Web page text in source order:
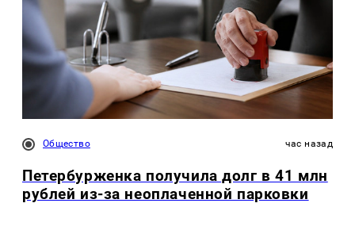
Общество час назад
Петербурженка получила долг в 41 млн
рублей из-за неоплаченной парковки